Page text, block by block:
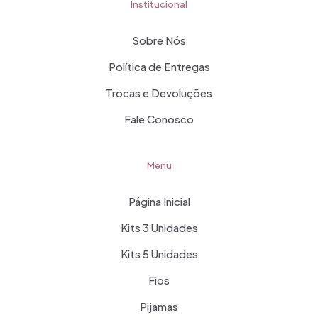
Institucional
Sobre Nós
Política de Entregas
Trocas e Devoluções
Fale Conosco
Menu
Página Inicial
Kits 3 Unidades
Kits 5 Unidades
Fios
Pijamas